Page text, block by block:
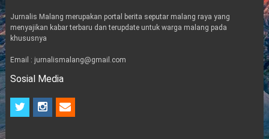
Jurnalis Malang merupakan portal berita seputar malang raya yang
menyajikan kabar terbaru dan terupdate untuk warga malang pada
khususnya
Email : jurnalismalang@gmail.com
Sosial Media
t
i
n
e
m